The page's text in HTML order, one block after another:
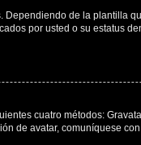
de la plantilla
por usted o su estatus
cuatro métodos:
de avatar, comuníquese